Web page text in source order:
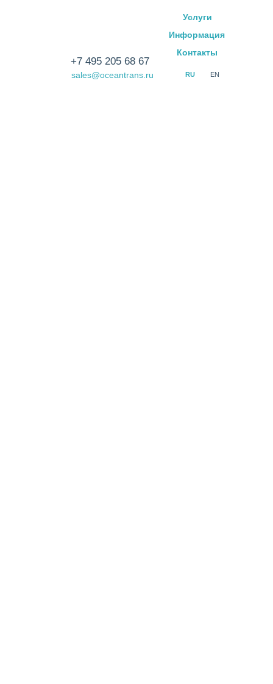
+7 495 205 68 67
sales@oceantrans.ru
Услуги
Информация
Контакты
RU EN